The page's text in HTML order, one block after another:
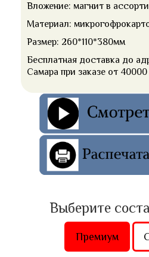
Вложение: магнит в
Материал:
Размер: 260*110*380мм
Бесплатная доставка до
Самара при заказе от 40000
Выберите
Премиум